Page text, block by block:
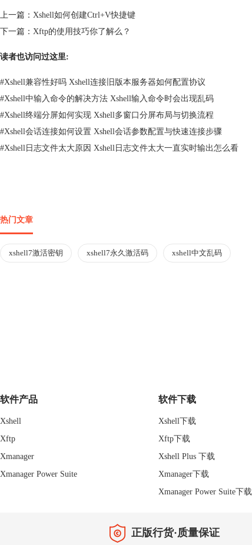
上一篇： Xshell如何创建Ctrl+V快捷键
下一篇： Xftp的使用技巧你了解么？
读者也访问过这里:
#Xshell兼容性好吗 Xshell连接旧版本服务器如何配置协议
#Xshell中输入命令的解决方法 Xshell输入命令时会出现乱码
#Xshell终端分屏如何实现 Xshell多窗口分屏布局与切换流程
#Xshell会话连接如何设置 Xshell会话参数配置与快速连接步骤
#Xshell日志文件太大原因 Xshell日志文件太大一直实时输出怎么看
热门文章
xshell7激活密钥 xshell7永久激活码 xshell中文乱码
软件产品
Xshell
Xftp
Xmanager
Xmanager Power Suite
软件下载
Xshell下载
Xftp下载
Xshell Plus 下载
Xmanager下载
Xmanager Power Suite下载
正版行货·质量保证